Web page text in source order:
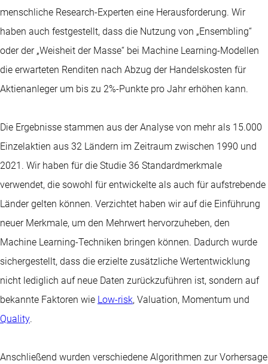
menschliche Research-Experten eine Herausforderung. Wir
haben auch festgestellt, dass die Nutzung von „Ensembling“
oder der „Weisheit der Masse“ bei Machine Learning-Modellen
die erwarteten Renditen nach Abzug der Handelskosten für
Aktienanleger um bis zu 2%-Punkte pro Jahr erhöhen kann.
Die Ergebnisse stammen aus der Analyse von mehr als 15.000
Einzelaktien aus 32 Ländern im Zeitraum zwischen 1990 und
2021. Wir haben für die Studie 36 Standardmerkmale
verwendet, die sowohl für entwickelte als auch für aufstrebende
Länder gelten können. Verzichtet haben wir auf die Einführung
neuer Merkmale, um den Mehrwert hervorzuheben, den
Machine Learning-Techniken bringen können. Dadurch wurde
sichergestellt, dass die erzielte zusätzliche Wertentwicklung
nicht lediglich auf neue Daten zurückzuführen ist, sondern auf
bekannte Faktoren wie Low-risk, Valuation, Momentum und
Quality.
Anschließend wurden verschiedene Algorithmen zur Vorhersage